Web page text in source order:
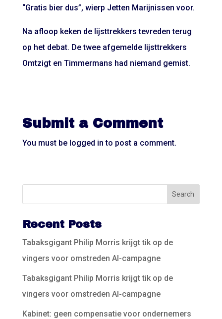
“Gratis bier dus”, wierp Jetten Marijnissen voor.
Na afloop keken de lijsttrekkers tevreden terug
op het debat. De twee afgemelde lijsttrekkers
Omtzigt en Timmermans had niemand gemist.
Submit a Comment
You must be logged in to post a comment.
Recent Posts
Tabaksgigant Philip Morris krijgt tik op de
vingers voor omstreden AI-campagne
Tabaksgigant Philip Morris krijgt tik op de
vingers voor omstreden AI-campagne
Kabinet: geen compensatie voor ondernemers